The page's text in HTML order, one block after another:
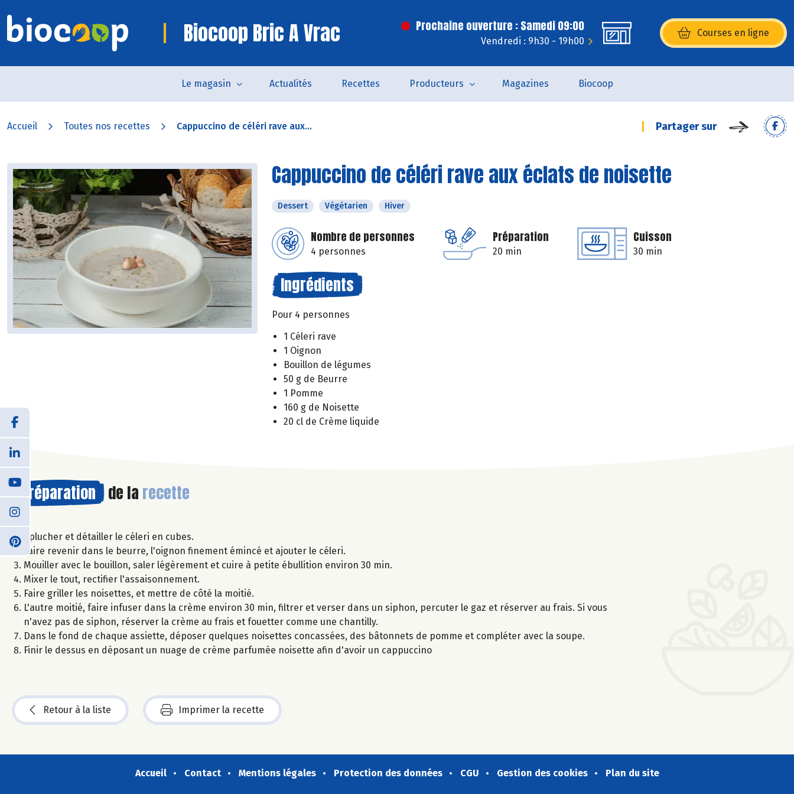
Biocoop Bric A Vrac Prochaine ouverture : Samedi 09:00
Vendredi : 9h30 - 19h00
Courses en ligne
(s’ouvre dans une nouvelle
Le magasin Actualités Recettes Producteurs Magazines Biocoop
Accueil Toutes nos recettes Cappuccino de céléri rave aux... Partager sur
Cappuccino de céléri rave aux éclats de noisette
Dessert Végétarien Hiver
Nombre de personnes
4 personnes
Préparation
20 min
Cuisson
30 min
Ingrédients
Pour 4 personnes
1 Céleri rave
1 Oignon
Bouillon de légumes
50 g de Beurre
1 Pomme
160 g de Noisette
20 cl de Crème liquide
Préparation de la recette
Éplucher et détailler le céleri en cubes.
Faire revenir dans le beurre, l'oignon finement émincé et ajouter le céleri.
Mouiller avec le bouillon, saler légèrement et cuire à petite ébullition environ 30 min.
Mixer le tout, rectifier l'assaisonnement.
Faire griller les noisettes, et mettre de côté la moitié.
L'autre moitié, faire infuser dans la crème environ 30 min, filtrer et verser dans un siphon, percuter le gaz et réserver au frais. Si vous
n'avez pas de siphon, réserver la crème au frais et fouetter comme une chantilly.
Dans le fond de chaque assiette, déposer quelques noisettes concassées, des bâtonnets de pomme et compléter avec la soupe.
Finir le dessus en déposant un nuage de crème parfumée noisette afin d'avoir un cappuccino
Retour à la liste Imprimer la recette
Accueil Contact Mentions légales Protection des données CGU Gestion des cookies Plan du site